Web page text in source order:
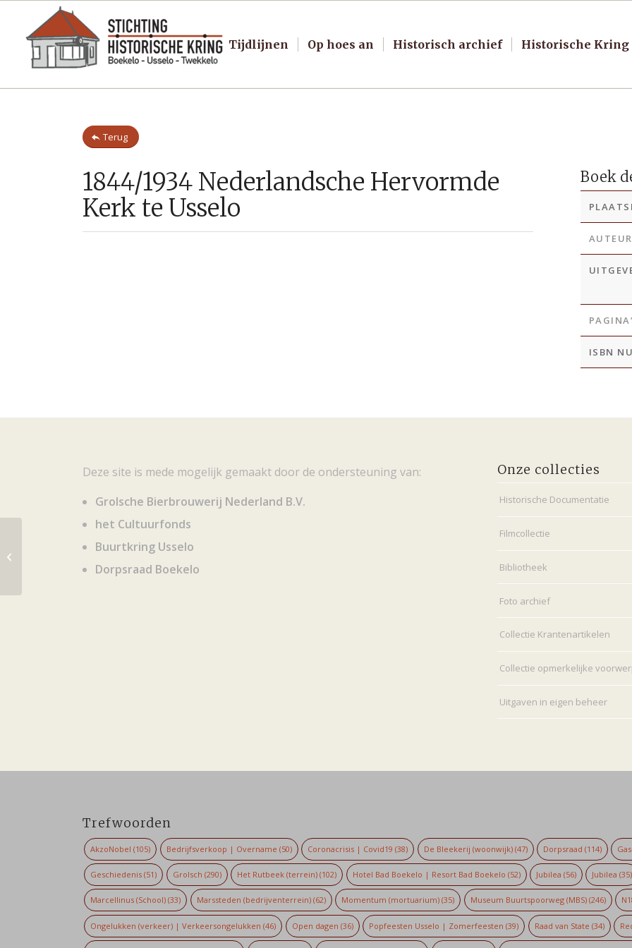
Tijdlijnen Op hoes an Historisch archief Historische Kring
Terug
1844/1934 Nederlandsche Hervormde
Kerk te Usselo
Boek
AUTEUR
ISBN
Deze site is mede mogelijk gemaakt door de ondersteuning van:
Grolsche Bierbrouwerij Nederland B.V.
het Cultuurfonds
Buurtkring Usselo
Dorpsraad Boekelo
Onze collecties
Historische Documentatie
Filmcollectie
Bibliotheek
Foto archief
Collectie Krantenartikelen
Collectie opmerkelijke
Uitgaven in eigen beheer
Trefwoorden
AkzoNobel (105) Bedrijfsverkoop | Overname (50) Coronacrisis | Covid19 (38) De Bleekerij (woonwijk)(47) Dorpsraad (114)
Geschiedenis (51) Grolsch (290) Het Rutbeek (terrein) (102) Hotel Bad Boekelo | Resort Bad Boekelo (52) Jubilea (56) Jubilea (35)
Marcellinus (School) (33) Marssteden (bedrijventerrein)(62) Momentum (mortuarium) (35) Museum Buurtspoorweg (MBS)(246)
Ongelukken (verkeer) | Verkeersongelukken (46) Open dagen (36) Popfeesten Usselo | Zomerfeesten (39) Raad van State (34)
175 jaar Protestantse Kerk Usselo